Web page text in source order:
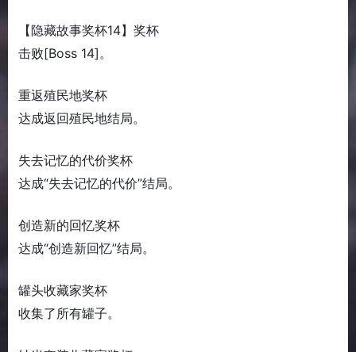
【隐藏故事奖杯14】奖杯
击败[Boss 14]。
重返殖民地奖杯
达成返回殖民地结局。
失去记忆的代价奖杯
达成“失去记忆的代价”结局。
创造新的回忆奖杯
达成“创造新回忆”结局。
罐头收藏家奖杯
收集了所有罐子。